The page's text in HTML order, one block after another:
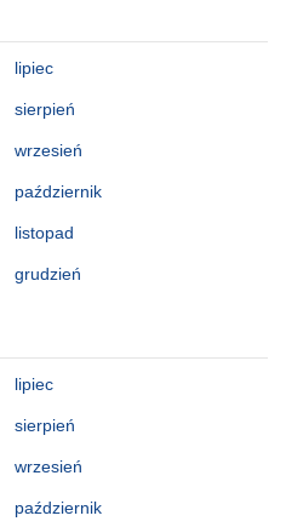
lipiec
sierpień
wrzesień
październik
listopad
grudzień
lipiec
sierpień
wrzesień
październik